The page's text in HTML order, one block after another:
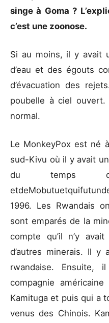
singe à Goma ?
c’est une zoonose.
Si au moins, il y avait
d’eau et des égouts
d’évacuation des
poubelle à ciel ouvert.
normal.
Le MonkeyPox est né
sud-Kivu où il y avait
du temps
1996. Les Rwandais
sont emparés de la
compte qu’il n’y
d’autres minerais. Il y
rwandaise.
compagnie
Kamituga et puis qui a
venus des Chinois.